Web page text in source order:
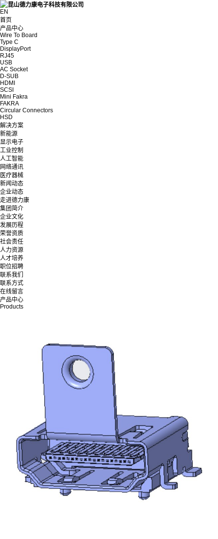
EN
首页
产品中心
Wire To Board
Type C
DisplayPort
RJ45
USB
AC Socket
D-SUB
HDMI
SCSI
Mini Fakra
FAKRA
Circular Connectors
HSD
解决方案
新能源
显示电子
工业控制
人工智能
网络通讯
医疗器械
新闻动态
企业动态
走进德力康
集团简介
企业文化
发展历程
荣誉资质
社会责任
人力资源
人才培养
职位招聘
联系我们
联系方式
在线留言
产品中心
Products